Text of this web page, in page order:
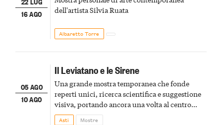
16 AGO
dell'artista Silvia Ruata
Albaretto Torre
05 AGO
10 AGO
Il Leviatano e le Sirene
Una grande mostra temporanea che fonde
reperti unici, ricerca scientifica e suggestione
visiva, portando ancora una volta al centro
della scena le meraviglie del passato astigiano
Asti Mostre